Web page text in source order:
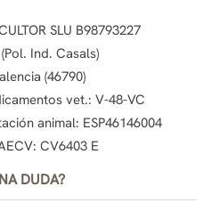
SLU B98793227
Ind. Casals)
(46790)
vet.: V-48-VC
animal: ESP46146004
CV6403 E
DUDA?